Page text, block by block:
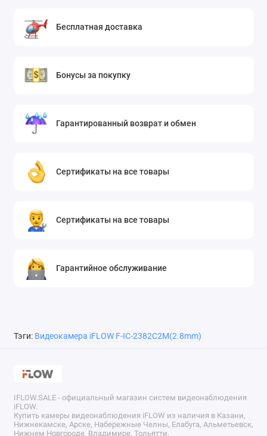
Бесплатная доставка
Бонусы за покупку
Гарантированный возврат и обмен
Сертификаты на все товары
Сертификаты на все товары
Гарантийное обслуживание
Тэги: Видеокамера iFLOW F-IC-2382C2M(2.8mm)
IFLOW.SALE - официальный магазин систем видеонаблюдения
iFLOW.
Купить камеры видеонаблюдения iFLOW из наличия в Казани,
Нижнекамске, Арске, Набережные Челны, Елабуга, Альметьевск,
Нижнем Новгороде, Владимире, Тольятти.